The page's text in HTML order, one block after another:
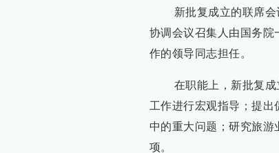
新批复成立的联席会议
协调会议召集人由国务院
作的领导同志担任。
在职能上，新批复成立
工作进行宏观指导；提
中的重大问题；研究旅
项。